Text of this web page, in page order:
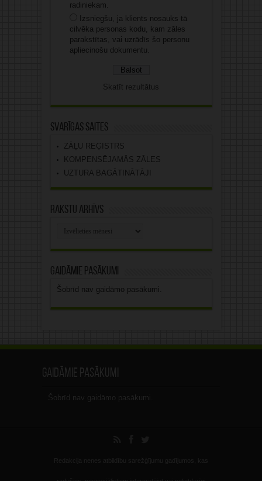
radiniekam.
Izsniegšu, ja klients nosauks tā
cilvēka personas kodu, kam zāles
parakstītas, vai uzrādīs šo personu
apliecinošu dokumentu.
Skatīt rezultātus
Svarīgas saites
ZĀĻU REĢISTRS
KOMPENSĒJAMĀS ZĀLES
UZTURA BAGĀTINĀTĀJI
Rakstu arhīvs
Gaidāmie pasākumi
Šobrīd nav gaidāmo pasākumi.
Gaidāmie pasākumi
Šobrīd nav gaidāmo pasākumi.
Redakcija nenes atbildību sarežģījumu gadījumos, kas